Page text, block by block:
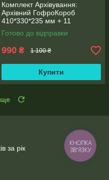
Комплект Архівування:
Архівний ГофроКороб
410*330*235 мм + 11
Архівних Папок для нотаріуса
формату А4 (30мм)
Готово до відправки
990 ₴ 1 100 ₴
Купити
ще
за рік
КНОПКА
ЗВ'ЯЗКУ